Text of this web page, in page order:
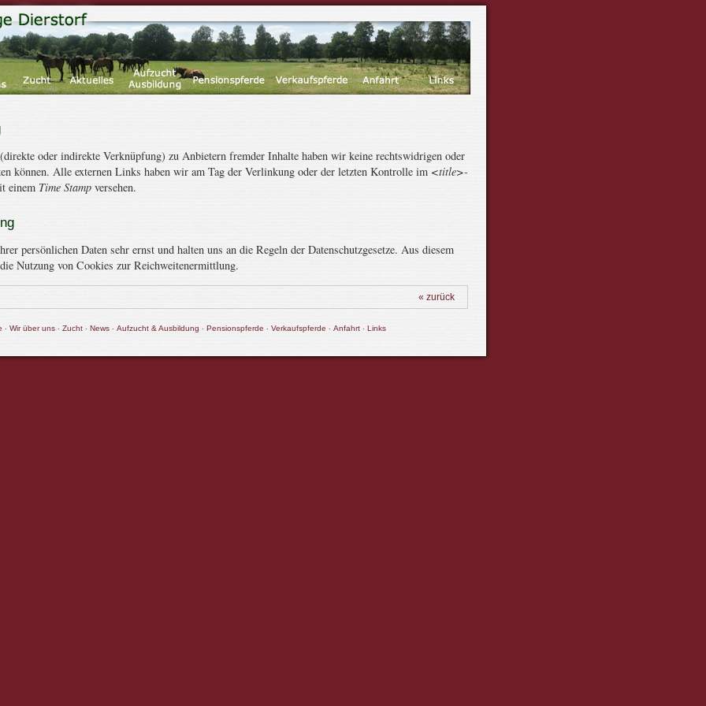
oder indirekte Verknüpfung) zu Anbietern fremder Inhalte haben wir keine rechtswidrigen oder
können. Alle externen Links haben wir am Tag der Verlinkung oder der letzten Kontrolle im <title>-
einem Time Stamp versehen.
persönlichen Daten sehr ernst und halten uns an die Regeln der Datenschutzgesetze. Aus diesem
Nutzung von Cookies zur Reichweitenermittlung.
« zurück
· Wir über uns· Zucht· News· Aufzucht & Ausbildung · Pensionspferde · Verkaufspferde · Anfahrt· Links